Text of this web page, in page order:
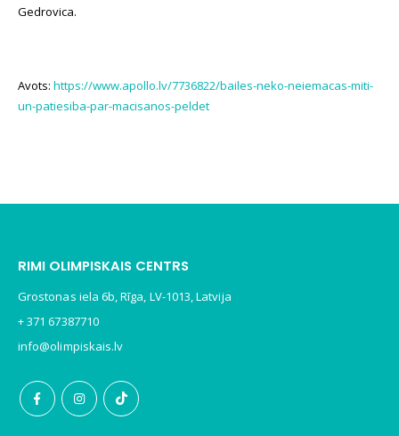
Gedrovica.
Avots: https://www.apollo.lv/7736822/bailes-neko-neiemacas-miti-
un-patiesiba-par-macisanos-peldet
RIMI OLIMPISKAIS CENTRS
Grostonas iela 6b, Rīga, LV-1013, Latvija
+ 371 67387710
info@olimpiskais.lv